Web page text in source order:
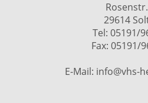
29614
Tel: 05191/
Fax: 05191/
E-Mail: info@vhs-